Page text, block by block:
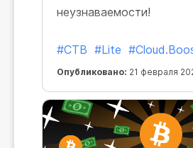
неузнаваемости!
#CTB #Lite
Опубликовано: 21 февраля